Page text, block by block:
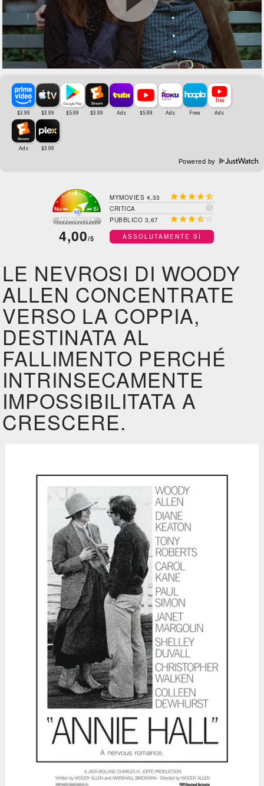
Powered by
4,00/5
MYMOVIES 4,33 
CRITICA 
PUBBLICO 3,67  
ASSOLUTAMENTE SÌ
LE NEVROSI DI WOODY
ALLEN CONCENTRATE
VERSO LA COPPIA,
DESTINATA AL
FALLIMENTO PERCHÉ
INTRINSECAMENTE
IMPOSSIBILITATA A
CRESCERE.